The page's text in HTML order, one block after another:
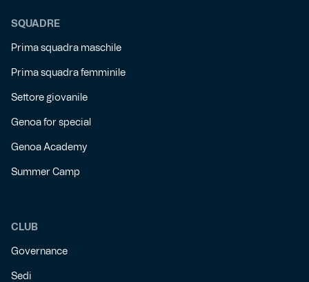
SQUADRE
Prima squadra maschile
Prima squadra femminile
Settore giovanile
Genoa for special
Genoa Academy
Summer Camp
CLUB
Governance
Sedi